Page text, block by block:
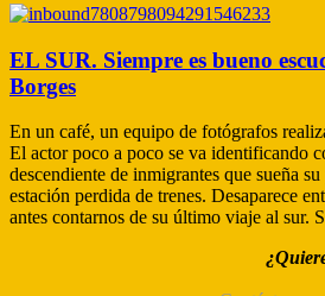
EL SUR. Siempre es bueno
Borges
En un café, un equipo de fotógrafos
El actor poco a poco se va identificando
descendiente de inmigrantes que sueña
estación perdida de trenes. Desaparece
antes contarnos de su último viaje al